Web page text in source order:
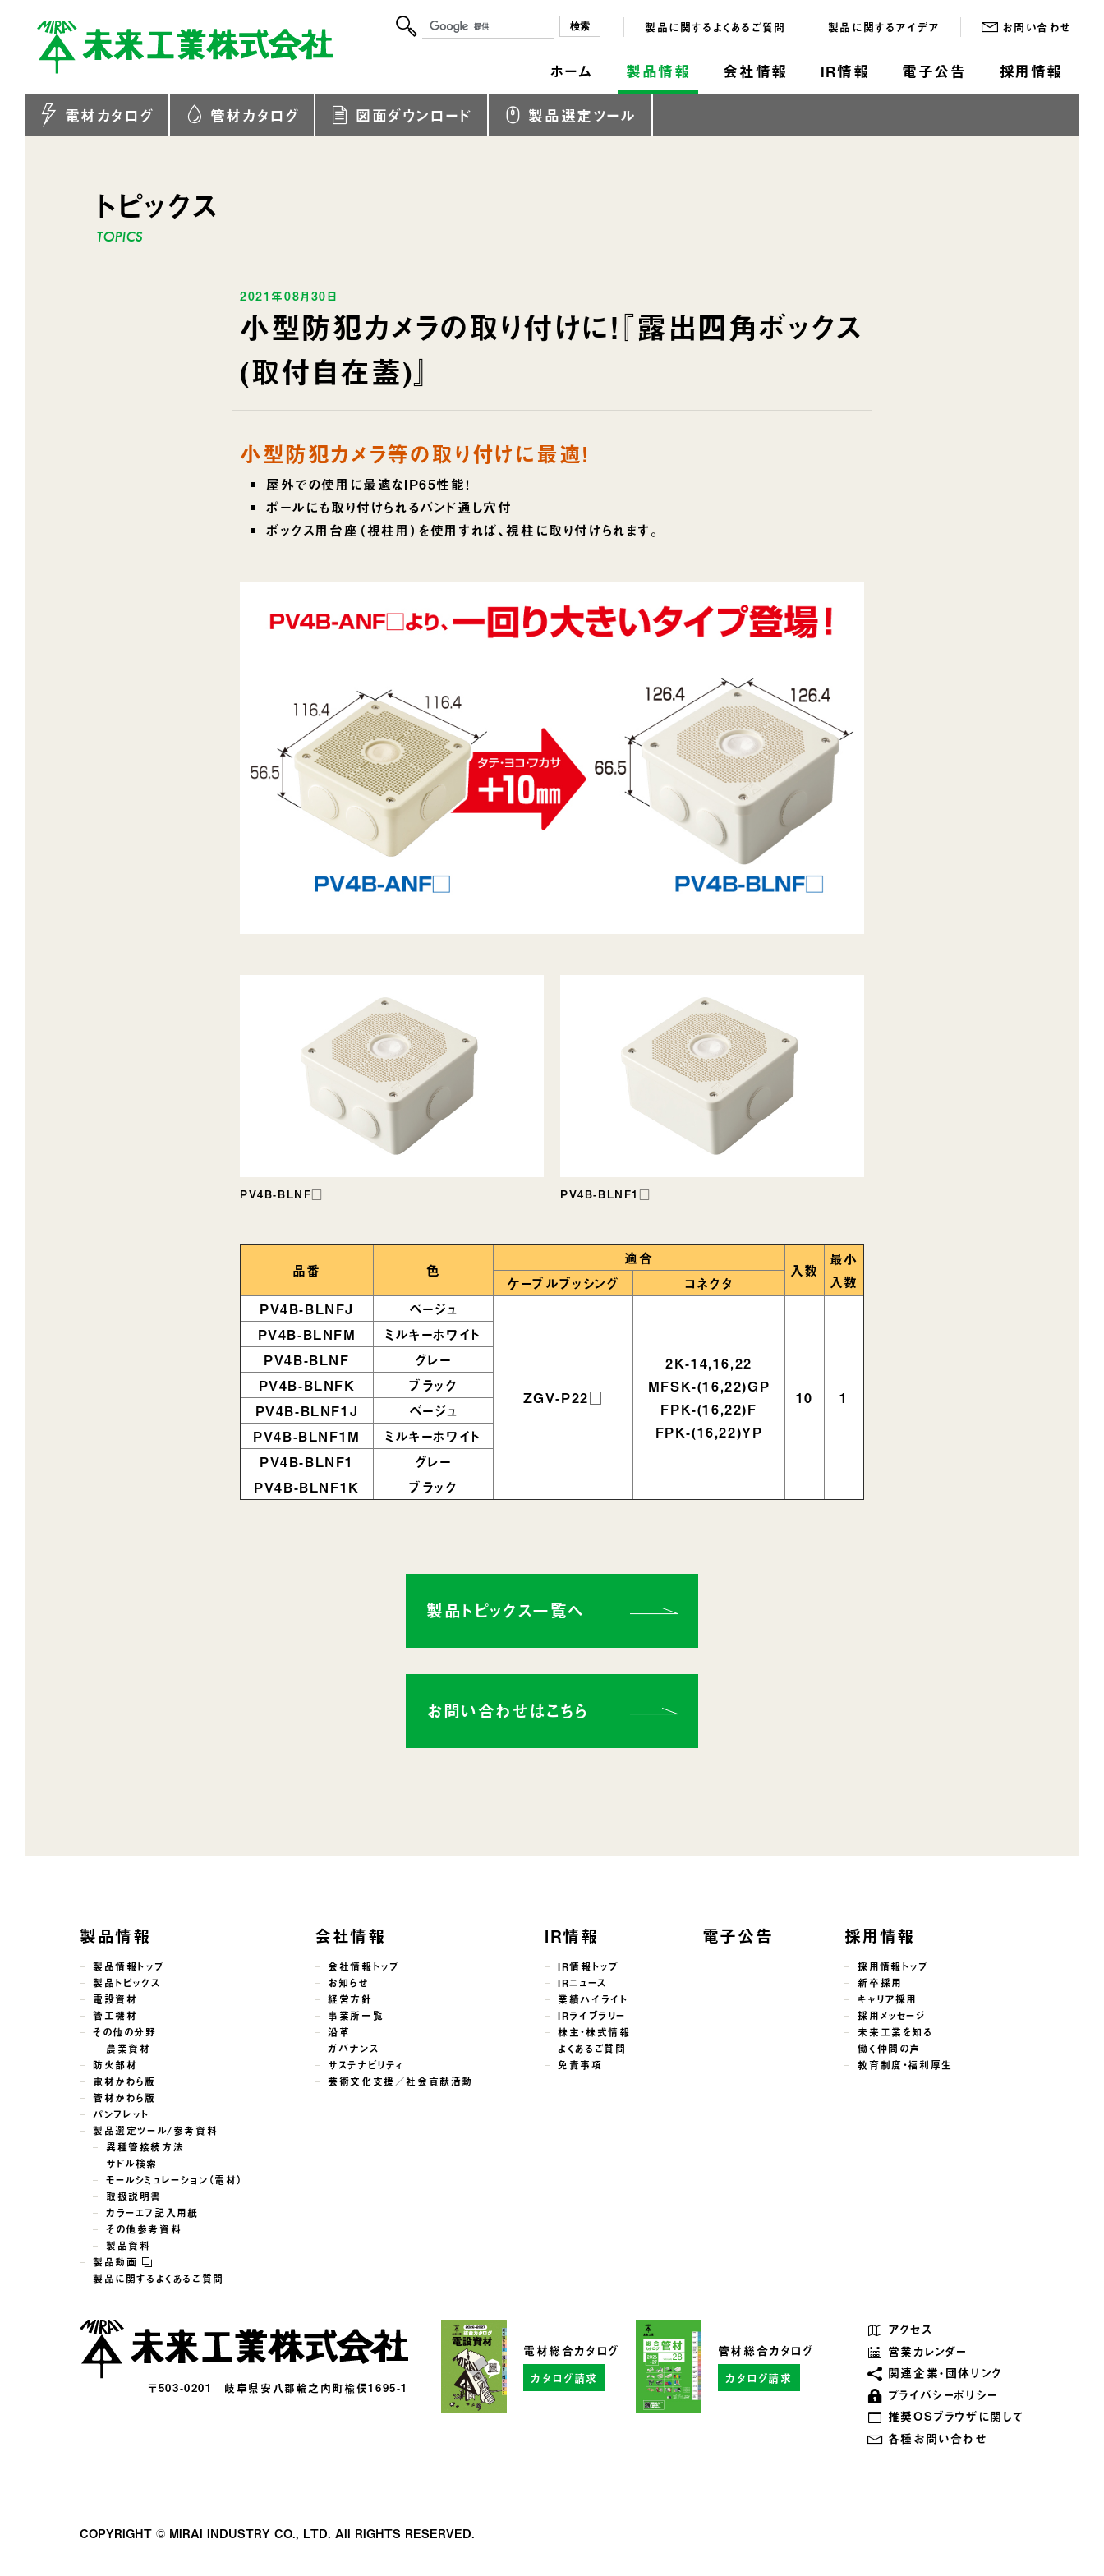
ホーム 製品情報 会社情報 IR情報 電子公告 採用情報
製品に関するよくあるご質問 製品に関するアイデア お問い合わせ
電材カタログ 管材カタログ 図面ダウンロード 製品選定ツール
トピックス
2021年08月30日
小型防犯カメラの取り付けに！『露出四角ボックス
(取付自在蓋)』
小型防犯カメラ等の取り付けに最適！
屋外での使用に最適なIP65性能！
ポールにも取り付けられるバンド通し穴付
ボックス用台座（視柱用）を使用すれば、視柱に取り付けられます。
PV4B-BLNF□ PV4B-BLNF1□
品番 色
適合
入数
最小
入数
ケーブルブッシング
コネクタ
PV4B-BLNFJ
ベージュ
ZGV-P22□
2K-14,16,22
MFSK-(16,22)GP
FPK-(16,22)F
FPK-(16,22)YP
10 1
PV4B-BLNFM
ミルキーホワイト
PV4B-BLNF
グレー
PV4B-BLNFK
ブラック
PV4B-BLNF1J
ベージュ
PV4B-BLNF1M
ミルキーホワイト
PV4B-BLNF1
グレー
PV4B-BLNF1K
ブラック
製品トピックス一覧へ
お問い合わせはこちら
製品情報
製品情報トップ
製品トピックス
電設資材
管工機材
その他の分野
農業資材
防火部材
電材かわら版
管材かわら版
パンフレット
製品選定ツール/参考資料
異種管接続方法
サドル検索
モールシミュレーション（電材）
取扱説明書
カラーエフ記入用紙
その他参考資料
製品資料
製品動画
製品に関するよくあるご質問
会社情報
会社情報トップ
お知らせ
経営方針
事業所一覧
沿革
ガバナンス
サステナビリティ
芸術文化支援／社会貢献活動
IR情報
IR情報トップ
IRニュース
業績ハイライト
IRライブラリー
株主・株式情報
よくあるご質問
免責事項
電子公告 採用情報
採用情報トップ
新卒採用
キャリア採用
採用メッセージ
未来工業を知る
働く仲間の声
教育制度・福利厚生
〒503-0201 岐阜県安八郡輪之内町楡俣1695-1
電材総合カタログ
カタログ請求
管材総合カタログ
カタログ請求
アクセス
営業カレンダー
関連企業・団体リンク
プライバシーポリシー
推奨OSブラウザに関して
各種お問い合わせ
COPYRIGHT © MIRAI INDUSTRY CO., LTD. All RIGHTS RESERVED.